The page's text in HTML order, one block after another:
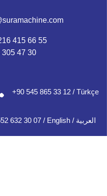
415 66 55
305 47 30
+90 545 865 33 12 / Türkçe